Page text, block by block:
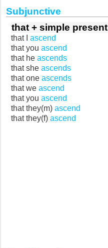
Subjunctive
that + simple present
that I ascend
that you ascend
that he ascends
that she ascends
that one ascends
that we ascend
that you ascend
that they(m) ascend
that they(f) ascend